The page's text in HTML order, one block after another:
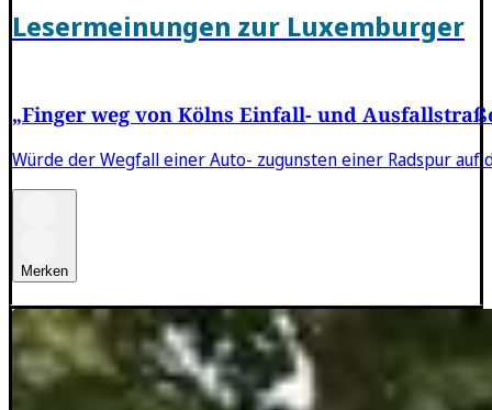
Lesermeinungen zur Luxemburger
„Finger weg von Kölns Einfall- und
Würde der Wegfall einer Auto- zugunsten einer Radspur
Merken